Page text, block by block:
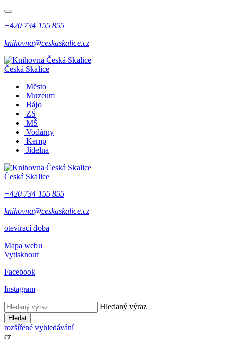
+420 734 155 855
knihovna@ceskaskalice.cz
Česká Skalice
Město
Muzeum
Bájo
ZŠ
MŠ
Vodárny
Kemp
Jídelna
Česká Skalice
+420 734 155 855
knihovna@ceskaskalice.cz
otevírací doba
Mapa webu
Vytisknout
Facebook
Instagram
Hledaný výraz
Hledat
rozšířené vyhledávání
cz